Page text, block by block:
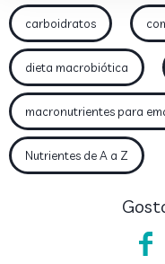
carboidratos
dieta macrobiótica
macronutrientes para
Nutrientes de A a Z